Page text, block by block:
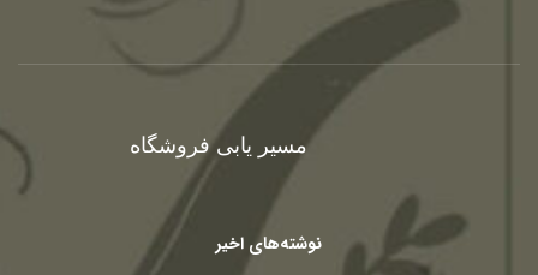
مسیر یابی فروشگاه
نوشته‌های اخیر